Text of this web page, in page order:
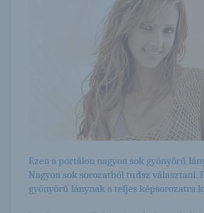
Ezen a portálon nagyon sok gyönyörű
Nagyon sok sorozatból tudsz választani.
gyönyörű lánynak a teljes képsorozatra